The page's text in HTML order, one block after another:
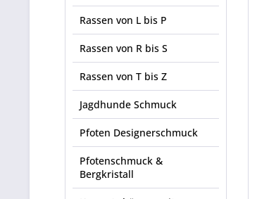
Rassen von L bis P
Rassen von R bis S
Rassen von T bis Z
Jagdhunde Schmuck
Pfoten Designerschmuck
Pfotenschmuck &
Bergkristall